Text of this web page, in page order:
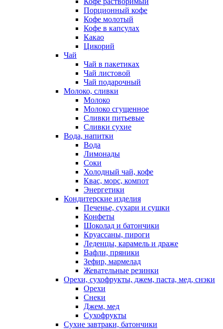
Порционный кофе
Кофе молотый
Кофе в капсулах
Какао
Цикорий
Чай
Чай в пакетиках
Чай листовой
Чай подарочный
Молоко, сливки
Молоко
Молоко сгущенное
Сливки питьевые
Сливки сухие
Вода, напитки
Вода
Лимонады
Соки
Холодный чай, кофе
Квас, морс, компот
Энергетики
Кондитерские изделия
Печенье, сухари и сушки
Конфеты
Шоколад и батончики
Круассаны, пироги
Леденцы, карамель и драже
Вафли, пряники
Зефир, мармелад
Жевательные резинки
Орехи, сухофрукты, джем, паста, мед, снэки
Орехи
Снеки
Джем, мед
Сухофрукты
Сухие завтраки, батончики